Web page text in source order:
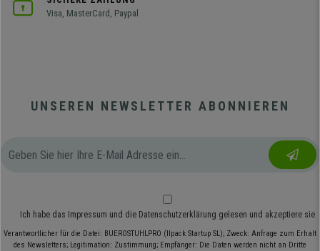
Visa, MasterCard, Paypal
UNSEREN NEWSLETTER ABONNIEREN
Ich habe das Impressum und die Datenschutzerklärung gelesen und akzeptiere sie
Verantwortlicher für die Datei: BUEROSTUHLPRO (Ilpack Startup SL); Zweck: Anfrage zum Erhalt
des Newsletters; Legitimation: Zustimmung; Empfänger: Die Daten werden nicht an Dritte